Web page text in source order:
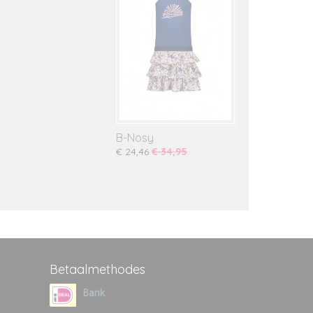
B-Nosy
€ 24,46 € 34,95
Betaalmethodes